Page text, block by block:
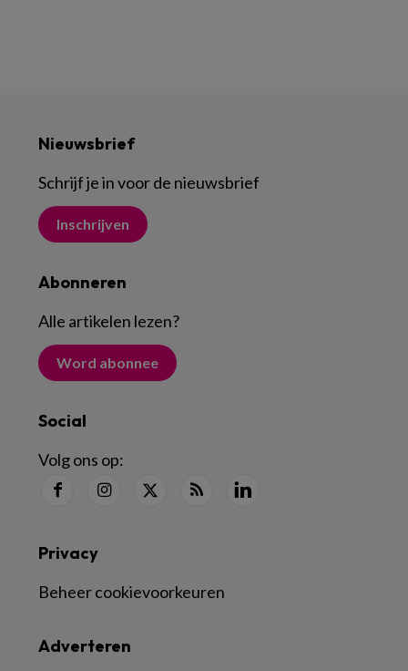
Nieuwsbrief
Schrijf je in voor de nieuwsbrief
Inschrijven
Abonneren
Alle artikelen lezen?
Word abonnee
Social
Volg ons op:
Adverteren
Privacy
Beheer cookievoorkeuren